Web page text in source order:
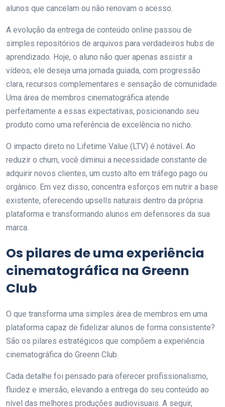
alunos que cancelam ou não renovam o acesso.
A evolução da entrega de conteúdo online passou de
simples repositórios de arquivos para verdadeiros hubs de
aprendizado. Hoje, o aluno não quer apenas assistir a
vídeos; ele deseja uma jornada guiada, com progressão
clara, recursos complementares e sensação de comunidade.
Uma área de membros cinematográfica atende
perfeitamente a essas expectativas, posicionando seu
produto como uma referência de excelência no nicho.
O impacto direto no Lifetime Value (LTV) é notável. Ao
reduzir o churn, você diminui a necessidade constante de
adquirir novos clientes, um custo alto em tráfego pago ou
orgânico. Em vez disso, concentra esforços em nutrir a base
existente, oferecendo upsells naturais dentro da própria
plataforma e transformando alunos em defensores da sua
marca.
Os pilares de uma experiência
cinematográfica na Greenn
Club
O que transforma uma simples área de membros em uma
plataforma capaz de fidelizar alunos de forma consistente?
São os pilares estratégicos que compõem a experiência
cinematográfica do Greenn Club.
Cada detalhe foi pensado para oferecer profissionalismo,
fluidez e imersão, elevando a entrega do seu conteúdo ao
nível das melhores produções audiovisuais. A seguir,